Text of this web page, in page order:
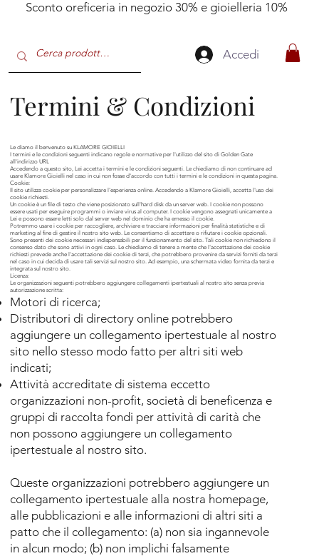
Sconto oreficeria in negozio 30% e gioielleria 10%
Accedi
Termini & Condizioni
Le diamo il benvenuto su KLAMORE GIOIELLI
I termini e le condizioni seguenti indicano regole e normative per l'utilizzo del sito di Golden Gate
all'indirizzoURL
Accedendo a questo sito, Lei accetta i termini e le condizioni seguenti. Le chiediamo di non continuare ad
usare Klamore Gioielli nel caso in cui non fosse d'accordo con tutti i termini e le condizioni in questa pagina.
Cookie:
Il sito utilizza cookie per personalizzare l'esperienza online. Accedendo a Klamore Gioielli, accetta l'uso dei
cookie richiesti.
Un cookie è un file di testo che viene posizionato sull'hard disk da un server web. I cookie non possono
essere usati per eseguire programmi o inviare virus al computer. I cookie vengono assegnati unicamente a
Lei e possono essere letti solo dal server web nel dominio che ha emesso il cookie.
Potremmo usare i cookie per raccogliere, archiviare e tracciare informazioni per finalità statistiche e di
marketing al fine di gestire il nostro sito web. Le consentiamo di accettare o rifiutare i cookie opzionali.
Sono presenti dei cookie necessari indispensabili per il funzionamento del sito. Tali cookie non richiedono il
consenso dato che sono attivi in ogni caso. Le chiediamo di tenere a mente che l'accettazione dei cookie
richiesti prevede anche l'accettazione dei cookie di terzi, che potrebbero provenire da servizi forniti da terzi
nel caso in cui decida di usare tali servizi sul nostro sito. Ad esempio, una schermata video fornita da terzi e
integrata sul nostro sito.
Licenza:
Le organizzazioni seguenti potrebbero aggiungere collegamenti ipertestuali al nostro sito senza previa
autorizzazione scritta:​
Motori di ricerca;
Distributori di directory online potrebbero
aggiungere un collegamento ipertestuale al nostro
sito nello stesso modo fatto per altri siti web
indicati;
Attività accreditate di sistema eccetto
organizzazioni non-profit, società di beneficenza e
gruppi di raccolta fondi per attività di carità che
non possono aggiungere un collegamento
ipertestuale al nostro sito.
Queste organizzazioni potrebbero aggiungere un
collegamento ipertestuale alla nostra homepage,
alle pubblicazioni e alle informazioni di altri siti a
patto che il collegamento: (a) non sia ingannevole
in alcun modo; (b) non implichi falsamente